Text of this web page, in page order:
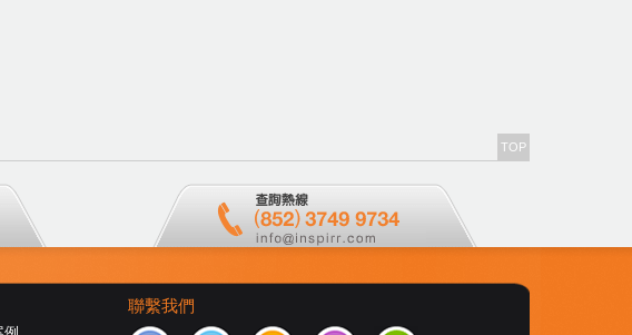
TOP
聯繫我們